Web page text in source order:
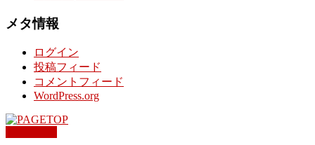
メタ情報
ログイン
投稿フィード
コメントフィード
WordPress.org